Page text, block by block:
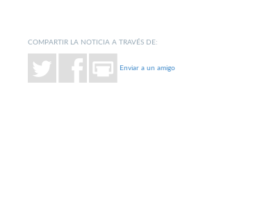
COMPARTIR LA NOTICIA A TRAVÉS DE:
Enviar a un amigo